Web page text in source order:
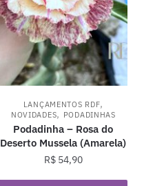
LANÇAMENTOS RDF,
NOVIDADES, PODADINHAS
Podadinha – Rosa do
Deserto Mussela (Amarela)
R$54,90